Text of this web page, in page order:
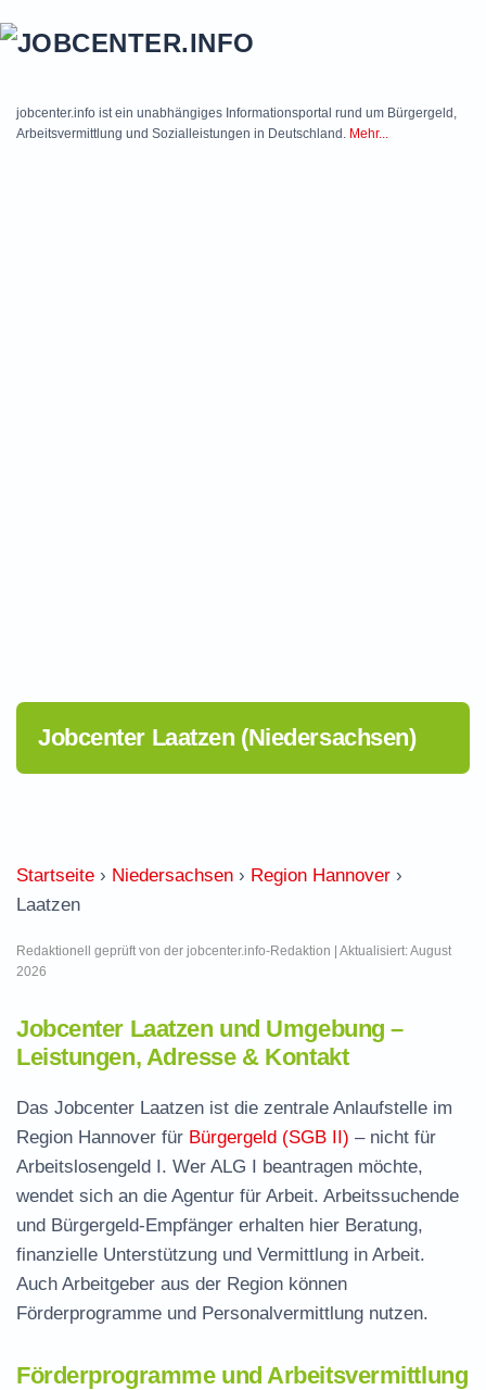
jobcenter.info ist ein unabhängiges Informationsportal rund um Bürgergeld,
Arbeitsvermittlung und Sozialleistungen in Deutschland. Mehr...
Jobcenter Laatzen (Niedersachsen)
Startseite › Niedersachsen › Region Hannover ›
Laatzen
Redaktionell geprüft von der jobcenter.info-Redaktion | Aktualisiert: August
2026
Jobcenter Laatzen und Umgebung –
Leistungen, Adresse & Kontakt
Das Jobcenter Laatzen ist die zentrale Anlaufstelle im
Region Hannover für Bürgergeld (SGB II) – nicht für
Arbeitslosengeld I. Wer ALG I beantragen möchte,
wendet sich an die Agentur für Arbeit. Arbeitssuchende
und Bürgergeld-Empfänger erhalten hier Beratung,
finanzielle Unterstützung und Vermittlung in Arbeit.
Auch Arbeitgeber aus der Region können
Förderprogramme und Personalvermittlung nutzen.
Förderprogramme und Arbeitsvermittlung